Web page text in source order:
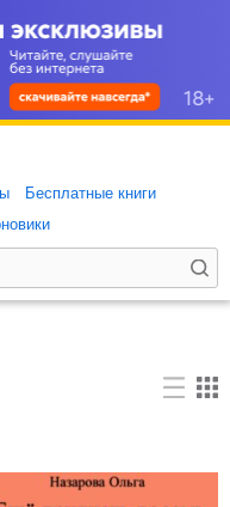
Бесплатные книги